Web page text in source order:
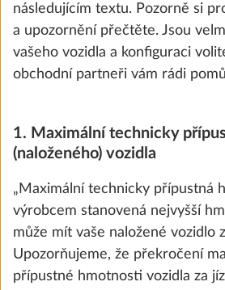
Zvýšení nejvyšší technicky
hmotnosti na 1 800 kg s
úpravou pro jednonápravu
následujícím textu. Pozorně si
a upozornění přečtěte. Jsou
vašeho vozidla a konfiguraci
obchodní partneři vám rádi
1. Maximální technicky
(naloženého) vozidla
„Maximální technicky přípustná
výrobcem stanovená nejvyšší
může mít vaše naložené vozidlo
Upozorňujeme, že překročení
přípustné hmotnosti vozidla za